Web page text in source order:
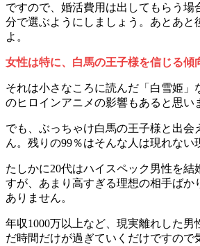
ですので、婚活費用は出してもらう場
分で選ぶようにしましょう。あとあと
よ。
女性は特に、 白馬の王子様を信じる傾
それは小さなころに読んだ「白雪姫」
のヒロインアニメの影響もあると思い
でも、ぶっちゃけ白馬の王子様と出会
ん。残りの99％はそんな人は現れない
たしかに20代はハイスペック男性を結
すが、あまり高すぎる理想の相手ばか
ありません。
年収1000万以上など、現実離れした男
だ時間だけが過ぎていくだけですので